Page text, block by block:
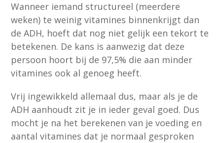
Wanneer iemand structureel (meerdere
weken) te weinig vitamines binnenkrijgt dan
de ADH, hoeft dat nog niet gelijk een tekort te
betekenen. De kans is aanwezig dat deze
persoon hoort bij de 97,5% die aan minder
vitamines ook al genoeg heeft.
Vrij ingewikkeld allemaal dus, maar als je de
ADH aanhoudt zit je in ieder geval goed. Dus
mocht je na het berekenen van je voeding en
aantal vitamines dat je normaal gesproken